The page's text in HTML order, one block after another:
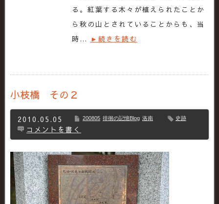
る。紅葉する木々が植えられたことか
ら秋の山とされていることからも、当
時… ►続きを読む
小枝橋 その２
2010.05.05 200805 徘徊の記憶Blog 洛南 史跡
コメントを書く